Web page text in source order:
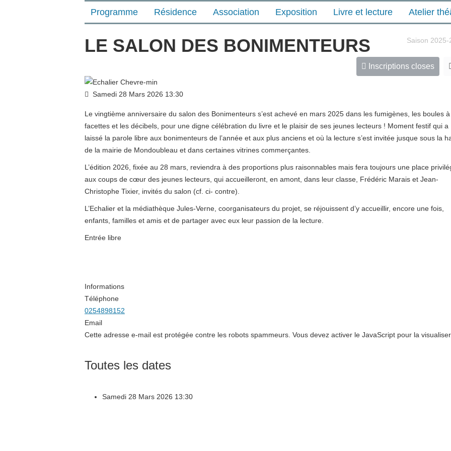
Programme Résidence Association Exposition Livre et lecture Atelier
LE SALON DES BONIMENTEURS Saison 2025-
Inscriptions closes
Samedi 28 Mars 2026 13:30
Le vingtième anniversaire du salon des Bonimenteurs s’est achevé en mars 2025 dans les fumigènes, les boules à
facettes et les décibels, pour une digne célébration du livre et le plaisir de ses jeunes lecteurs ! Moment festif qui a
laissé la parole libre aux bonimenteurs de l’année et aux plus anciens et où la lecture s’est invitée jusque sous la
de la mairie de Mondoubleau et dans certaines vitrines commerçantes.
L’édition 2026, fixée au 28 mars, reviendra à des proportions plus raisonnables mais fera toujours une place
aux coups de cœur des jeunes lecteurs, qui accueilleront, en amont, dans leur classe, Frédéric Marais et Jean-
Christophe Tixier, invités du salon (cf. ci- contre).
L’Echalier et la médiathèque Jules-Verne, coorganisateurs du projet, se réjouissent d’y accueillir, encore une fois,
enfants, familles et amis et de partager avec eux leur passion de la lecture.
Entrée libre
Informations
Téléphone
0254898152
Email
Cette adresse e-mail est protégée contre les robots spammeurs. Vous devez activer le JavaScript pour la visualiser.
Toutes les dates
Samedi 28 Mars 2026 13:30